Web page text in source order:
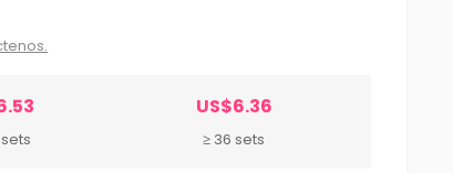
US$6.36
≥ 36 sets